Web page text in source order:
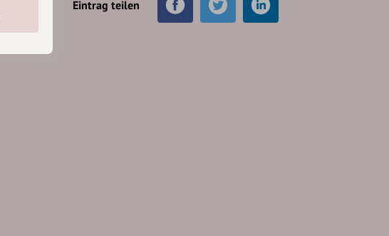
Eintrag teilen